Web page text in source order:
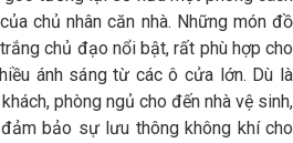
chủ nhân căn nhà. Những món đồ
chủ đạo nổi bật, rất phù hợp cho
ánh sáng từ các ô cửa lớn. Dù là
phòng ngủ cho đến nhà vệ sinh,
bảo sự lưu thông không khí cho